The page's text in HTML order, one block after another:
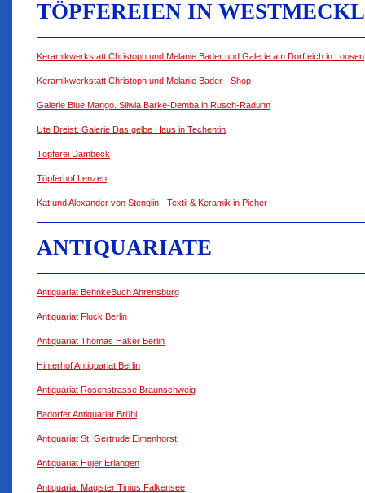
TÖPFEREIEN IN
Keramikwerkstatt Christoph und Melanie Bader und Galerie am Dorfteich in Loosen
Keramikwerkstatt Christoph und Melanie Bader - Shop
Galerie Blue Mango. Silwia Barke-Demba in Rusch-Raduhn
Ute Dreist. Galerie Das gelbe Haus in Techentin
Töpferei Dambeck
Töpferhof Lenzen
Kat und Alexander von Stenglin - Textil & Keramik in Picher
ANTIQUARIATE
Antiquariat BehnkeBuch Ahrensburg
Antiquariat Fluck Berlin
Antiquariat Thomas Haker Berlin
Hinterhof Antiquariat Berlin
Antiquariat Rosenstrasse Braunschweig
Badorfer Antiquariat Brühl
Antiquariat St. Gertrude Elmenhorst
Antiquariat Hujer Erlangen
Antiquariat Magister Tinius Falkensee